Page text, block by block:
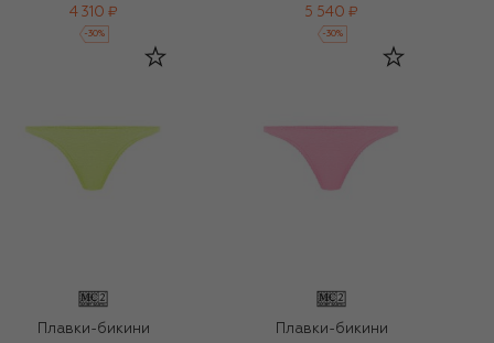
4 310 ₽
-30%
5 540 ₽
-30%
Плавки-бикини
Плавки-бикини